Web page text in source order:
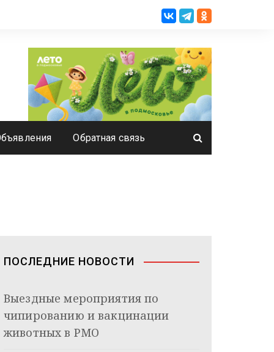
Обратная связь
ПОСЛЕДНИЕ НОВОСТИ
Выездные мероприятия по
чипированию и вакцинации
животных в РМО